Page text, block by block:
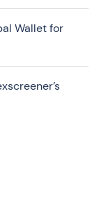
Wallet for